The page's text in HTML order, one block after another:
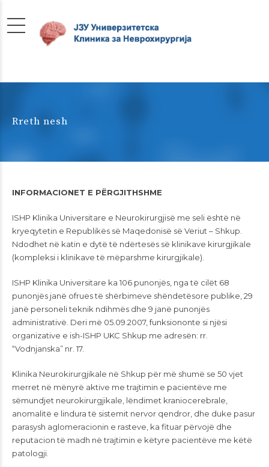
Rreth nesh
INFORMACIONET E PËRGJITHSHME
ISHP Klinika Universitare e Neurokirurgjisë me seli është në
kryeqytetin e Republikës së Maqedonisë së Veriut – Shkup.
Ndodhet në katin e dytë të ndërtesës së klinikave kirurgjikale
(kompleksi i klinikave të mëparshme kirurgjikale).
ISHP Klinika Universitare ka 106 punonjës, nga të cilët 68
punonjës janë ofrues të shërbimeve shëndetësore publike, 29
janë personeli teknik ndihmës dhe 9 janë punonjës
administrativë. Deri më 05.09.2007, funksiononte si njësi
organizative e ish-ISHP UKC Shkup me adresën: rr.
“Vodnjanska” nr. 17.
Klinika Neurokirurgjikale në Shkup për më shumë se 50 vjet
merret në mënyrë aktive me trajtimin e pacientëve me
sëmundjet neurokirurgjikale, lëndimet kraniocerebrale,
anomalitë e lindura të sistemit nervor qendror, dhe duke pasur
parasysh aglomeracionin e rasteve, ka fituar përvojë dhe
reputacion të madh në trajtimin e këtyre pacientëve me këtë
patologji.